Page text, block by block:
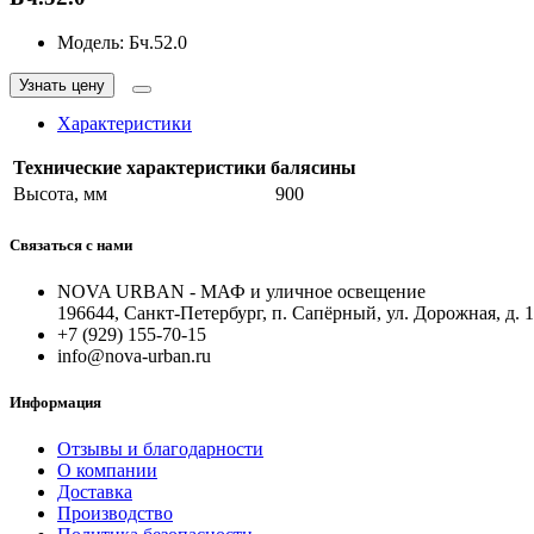
Модель: Бч.52.0
Узнать цену
Характеристики
Технические характеристики балясины
Высота, мм
900
Связаться с нами
NOVA URBAN - МАФ и уличное освещение
196644, Санкт-Петербург, п. Сапёрный, ул. Дорожная, д.
+7 (929) 155-70-15
info@nova-urban.ru
Информация
Отзывы и благодарности
О компании
Доставка
Производство